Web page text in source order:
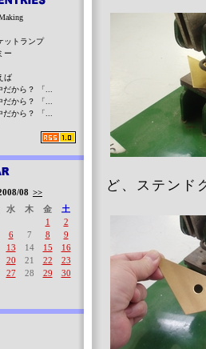
ど、ステンド
ットランプ
ー
ば
から？ 「...
から？ 「...
から？ 「...
08 >>
水 木 金
土
1
2
6 7 8
9
13 14 15
16
20 21 22
23
27 28 29
30